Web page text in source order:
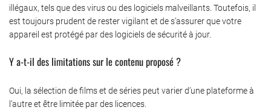
illégaux, tels que des virus ou des logiciels malveillants. Toutefois, il
est toujours prudent de rester vigilant et de s’assurer que votre
appareil est protégé par des logiciels de sécurité à jour.
Y a-t-il des limitations sur le contenu proposé ?
Oui, la sélection de films et de séries peut varier d’une plateforme à
l’autre et être limitée par des licences.